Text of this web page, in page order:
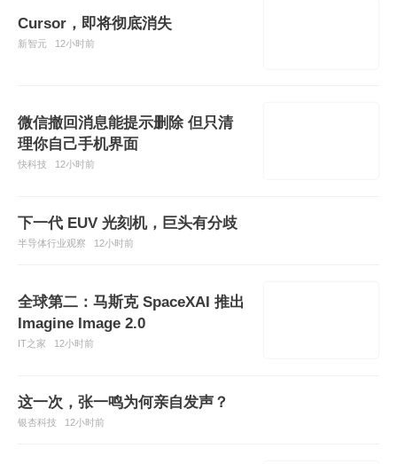
Cursor，即将彻底消失
新智元 12小时前
微信撤回消息能提示删除 但只清
理你自己手机界面
快科技 12小时前
下一代 EUV 光刻机，巨头有分歧
半导体行业观察 12小时前
全球第二：马斯克 SpaceXAI 推出
Imagine Image 2.0
IT之家 12小时前
这一次，张一鸣为何亲自发声？
银杏科技 12小时前